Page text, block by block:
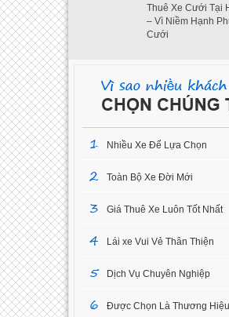
Thuê Xe Cưới Tại
– Vì Niềm Hạnh
Cưới
1 Nhiều Xe Để Lựa Chọn
2 Toàn Bộ Xe Đời Mới
3 Giá Thuê Xe Luôn Tốt Nhất
4 Lái xe Vui Vẻ Thân Thiện
5 Dịch Vụ Chuyên Nghiệp
6 Được Chọn Là Thương